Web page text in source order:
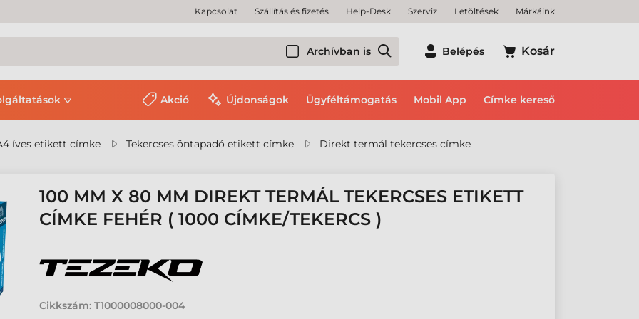
Kapcsolat Szállítás és fizetés Help-Desk Szerviz Letöltések Márkáink
Archívban is Belépés Kosár
Akció Újdonságok Ügyféltámogatás Mobil App Címke kereső
íves etikett címke Tekercses öntapadó etikett címke Direkt termál tekercses címke
100 MM X 80 MM DIREKT TERMÁL TEKERCSES ETIKETT
CÍMKE FEHÉR ( 1000 CÍMKE/TEKERCS )
Cikkszám: T1000008000-004